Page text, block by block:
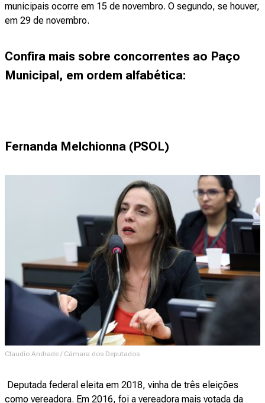
municipais ocorre em 15 de novembro. O segundo, se houver,
em 29 de novembro.
Confira mais sobre concorrentes ao Paço
Municipal, em ordem alfabética:
Fernanda Melchionna (PSOL)
Claudio Andrade / Câmara dos Deputados
Deputada federal eleita em 2018, vinha de três eleições
como vereadora. Em 2016, foi a vereadora mais votada da